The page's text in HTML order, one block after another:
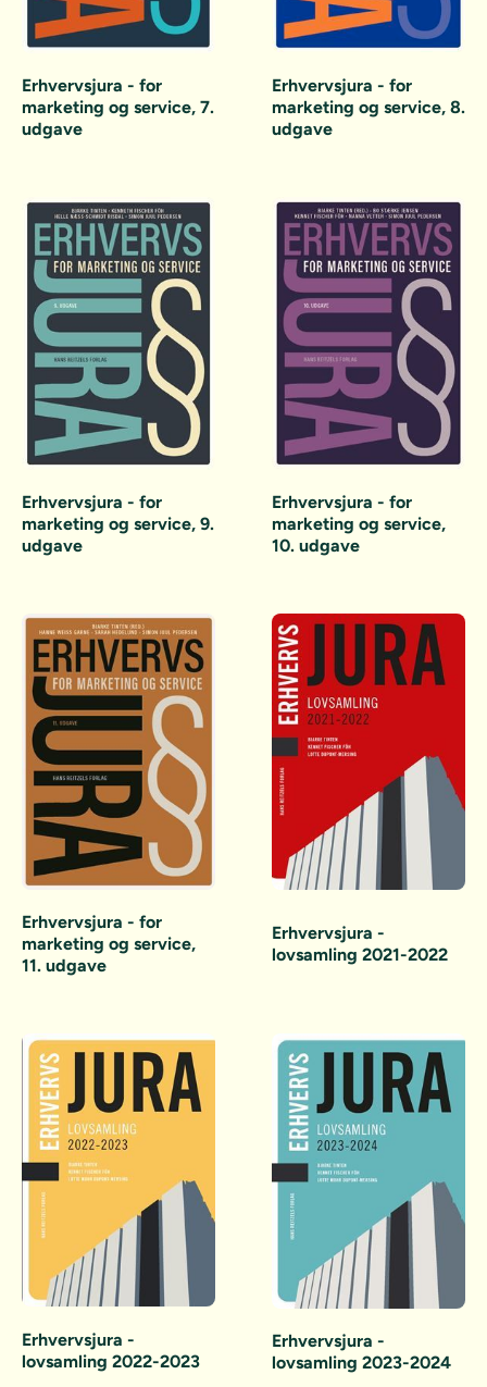
Erhvervsjura - for
marketing og service, 7.
udgave
Erhvervsjura - for
marketing og service, 8.
udgave
Erhvervsjura - for
marketing og service, 9.
udgave
Erhvervsjura - for
marketing og service,
10. udgave
Erhvervsjura - for
marketing og service,
11. udgave
Erhvervsjura -
lovsamling 2021-2022
Erhvervsjura -
lovsamling 2022-2023
Erhvervsjura -
lovsamling 2023-2024